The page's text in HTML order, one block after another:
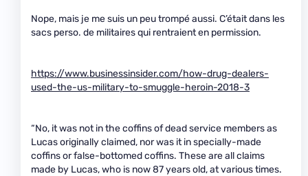
Nope, mais je me suis un peu trompé aussi. C’était dans les
sacs perso. de militaires qui rentraient en permission.
https://www.businessinsider.com/how-drug-dealers-
used-the-us-military-to-smuggle-heroin-2018-3
“No, it was not in the coffins of dead service members as
Lucas originally claimed, nor was it in specially-made
coffins or false-bottomed coffins. These are all claims
made by Lucas, who is now 87 years old, at various times.